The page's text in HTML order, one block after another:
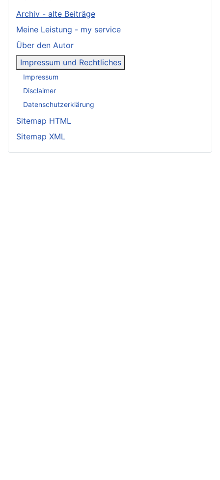
Archiv - alte Beiträge
Meine Leistung - my service
Über den Autor
Impressum und Rechtliches
Impressum
Disclaimer
Datenschutzerklärung
Sitemap HTML
Sitemap XML